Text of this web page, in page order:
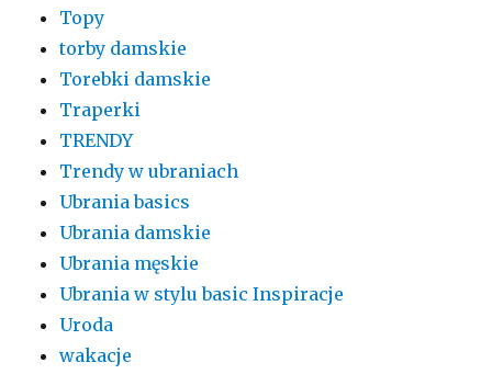
Topy
torby damskie
Torebki damskie
Traperki
TRENDY
Trendy w ubraniach
Ubrania basics
Ubrania damskie
Ubrania męskie
Ubrania w stylu basic Inspiracje
Uroda
wakacje